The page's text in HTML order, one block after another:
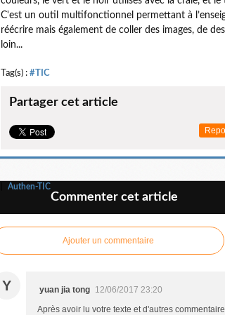
C'est un outil multifonctionnel permettant à
réécrire mais également de coller des images, de
loin...
Tag(s) : #TIC
Partager cet article
Authen-TIC
Commenter cet article
Ajouter un commentaire
Y yuan jia tong 12/06/2017 23:20
Après avoir lu votre texte et d'autres